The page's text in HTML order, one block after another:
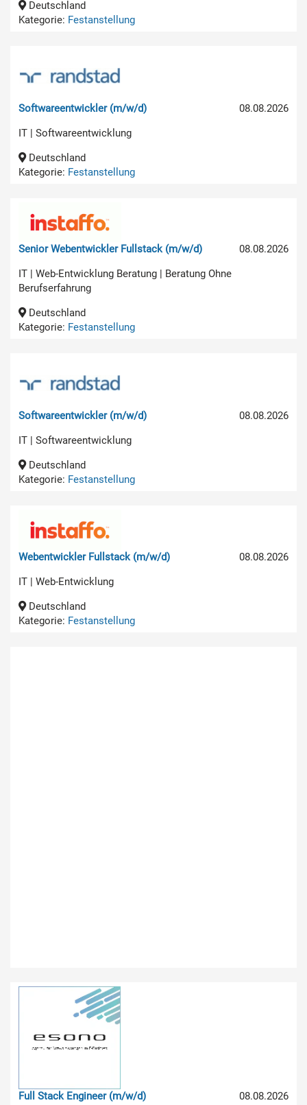
Deutschland
Kategorie: Festanstellung
08.08.2026
Softwareentwickler (m/w/d)
IT | Softwareentwicklung
Deutschland
Kategorie: Festanstellung
08.08.2026
Senior Webentwickler Fullstack (m/w/d)
IT | Web-Entwicklung Beratung | Beratung Ohne
Berufserfahrung
Deutschland
Kategorie: Festanstellung
08.08.2026
Softwareentwickler (m/w/d)
IT | Softwareentwicklung
Deutschland
Kategorie: Festanstellung
08.08.2026
Webentwickler Fullstack (m/w/d)
IT | Web-Entwicklung
Deutschland
Kategorie: Festanstellung
08.08.2026
Full Stack Engineer (m/w/d)